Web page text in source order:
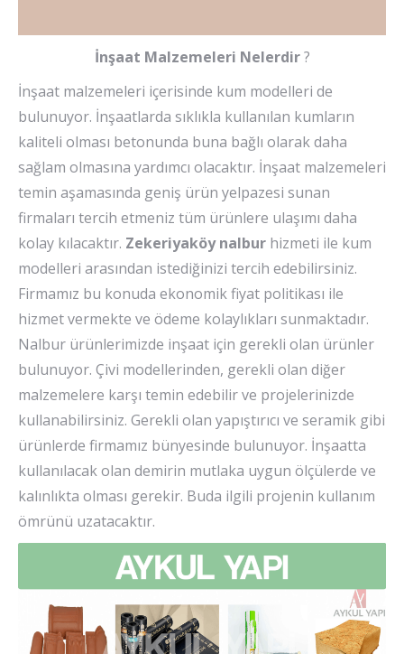
İnşaat Malzemeleri Nelerdir?
İnşaat malzemeleri içerisinde kum modelleri de
bulunuyor. İnşaatlarda sıklıkla kullanılan kumların
kaliteli olması betonunda buna bağlı olarak daha
sağlam olmasına yardımcı olacaktır. İnşaat malzemeleri
temin aşamasında geniş ürün yelpazesi sunan
firmaları tercih etmeniz tüm ürünlere ulaşımı daha
kolay kılacaktır. Zekeriyaköy nalbur hizmeti ile kum
modelleri arasından istediğinizi tercih edebilirsiniz.
Firmamız bu konuda ekonomik fiyat politikası ile
hizmet vermekte ve ödeme kolaylıkları sunmaktadır.
Nalbur ürünlerimizde inşaat için gerekli olan ürünler
bulunuyor. Çivi modellerinden, gerekli olan diğer
malzemelere karşı temin edebilir ve projelerinizde
kullanabilirsiniz. Gerekli olan yapıştırıcı ve seramik gibi
ürünlerde firmamız bünyesinde bulunuyor. İnşaatta
kullanılacak olan demirin mutlaka uygun ölçülerde ve
kalınlıkta olması gerekir. Buda ilgili projenin kullanım
ömrünü uzatacaktır.